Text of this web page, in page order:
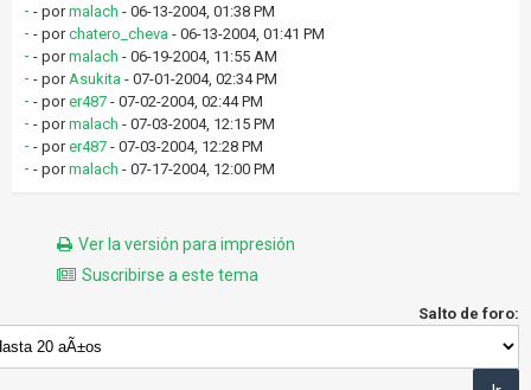
- - pormalach - 06-13-2004, 01:38 PM
- - porchatero_cheva - 06-13-2004, 01:41 PM
- - pormalach - 06-19-2004, 11:55 AM
- - porAsukita - 07-01-2004, 02:34 PM
- - porer487 - 07-02-2004, 02:44 PM
- - pormalach - 07-03-2004, 12:15 PM
- - porer487 - 07-03-2004, 12:28 PM
- - pormalach - 07-17-2004, 12:00 PM
Ver la versión para impresión
Suscribirse a este tema
Salto de foro: